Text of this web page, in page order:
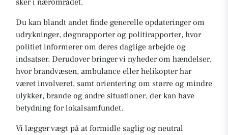
sker i nærområdet.
Du kan blandt andet finde generelle opdateringer om
udrykninger, døgnrapporter og politirapporter, hvor
politiet informerer om deres daglige arbejde og
indsatser. Derudover bringer vi nyheder om hændelser,
hvor brandvæsen, ambulance eller helikopter har
været involveret, samt orientering om større og mindre
ulykker, brande og andre situationer, der kan have
betydning for lokalsamfundet.
Vi lægger vægt på at formidle saglig og neutral